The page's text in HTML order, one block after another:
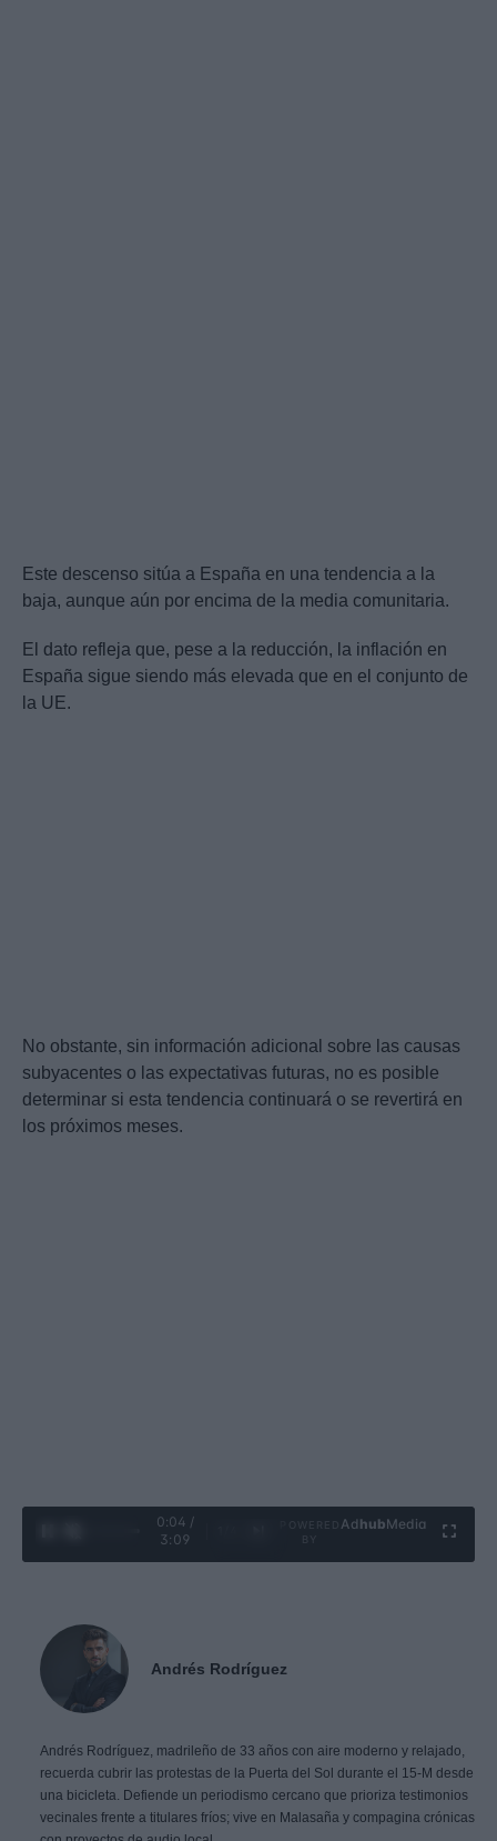
Este descenso sitúa a España en una tendencia a la
baja, aunque aún por encima de la media comunitaria.
El dato refleja que, pese a la reducción, la inflación en
España sigue siendo más elevada que en el conjunto de
la UE.
No obstante, sin información adicional sobre las causas
subyacentes o las expectativas futuras, no es posible
determinar si esta tendencia continuará o se revertirá en
los próximos meses.
0:05 /
3:09
Ad hubMedia
Andrés Rodríguez
Andrés Rodríguez, madrileño de 33 años con aire moderno y relajado,
recuerda cubrir las protestas de la Puerta del Sol durante el 15-M desde
una bicicleta. Defiende un periodismo cercano que prioriza testimonios
vecinales frente a titulares fríos; vive en Malasaña y compagina crónicas